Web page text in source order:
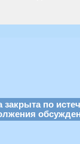
закрыта по